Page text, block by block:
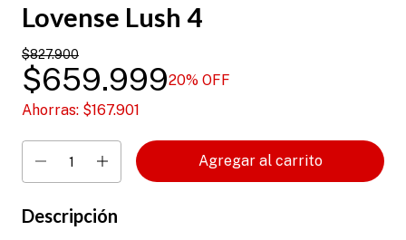
Lovense Lush 4
$827.900
$659.99920% OFF
Ahorras: $167.901
Descripción